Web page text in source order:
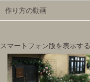
作り方の動画
スマートフォン版を表示する